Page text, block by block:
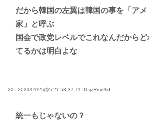
だから韓国の左翼は韓国の事を「アメ
家」と呼ぶ
国会で政党レベルでこれなんだから
てるかは明白よな
20 : 2023/01/25(水) 21:53:37.71 ID:rjzRmo9id
統一もじゃないの？